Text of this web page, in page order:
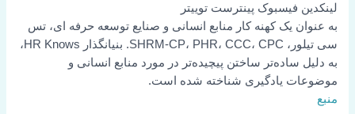
لینکدین فیسبوک پینترست توییتر
به عنوان یک کهنه کار منابع انسانی و صنایع توسعه حرفه ای، تس
سی تیلور، SHRM-CP، PHR، CCC، CPC. بنیانگذار HR Knows،
به دلیل ساده‌تر ساختن پیچیده‌تر در مورد منابع انسانی و
موضوعات یادگیری شناخته شده است.
منبع